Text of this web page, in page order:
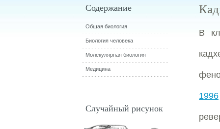
В
1996
Содержание
Общая биология
Биология человека
Молекулярная биология
Медицина
Случайный рисунок